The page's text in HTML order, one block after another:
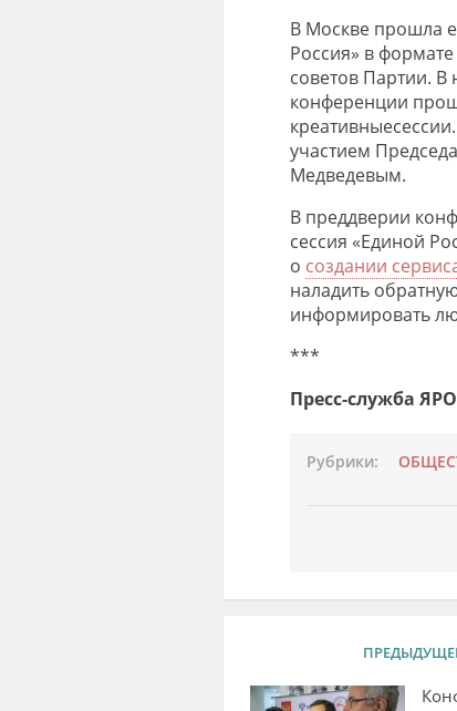
В Москве прошла
Россия» в
советов Партии. В
конференции
креативные
участием
Медведевым.
В преддверии
сессия «Единой
о создании
наладить
информировать
***
Пресс-служба
Рубрики: